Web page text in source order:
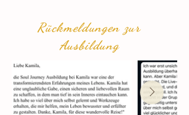
Rückmeldungen zur
Ausbildung